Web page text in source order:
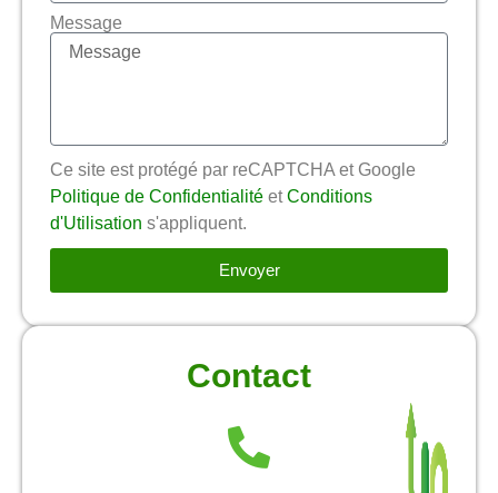
Message
Ce site est protégé par reCAPTCHA et Google
Politique de Confidentialité etConditions
d'Utilisation s'appliquent.
Envoyer
Contact